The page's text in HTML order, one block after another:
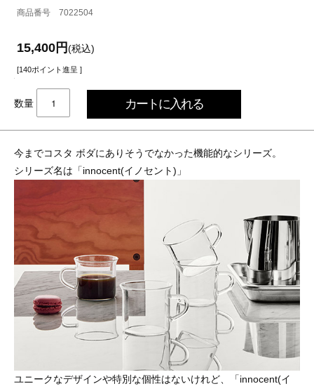
7022504
15,400円(税込)
[140ポイント進呈 ]
数量
今までコスタ ボダにありそうでなかった機能的なシリーズ。
シリーズ名は「innocent(イノセント)」
ユニークなデザインや特別な個性はないけれど、「innocent(イ